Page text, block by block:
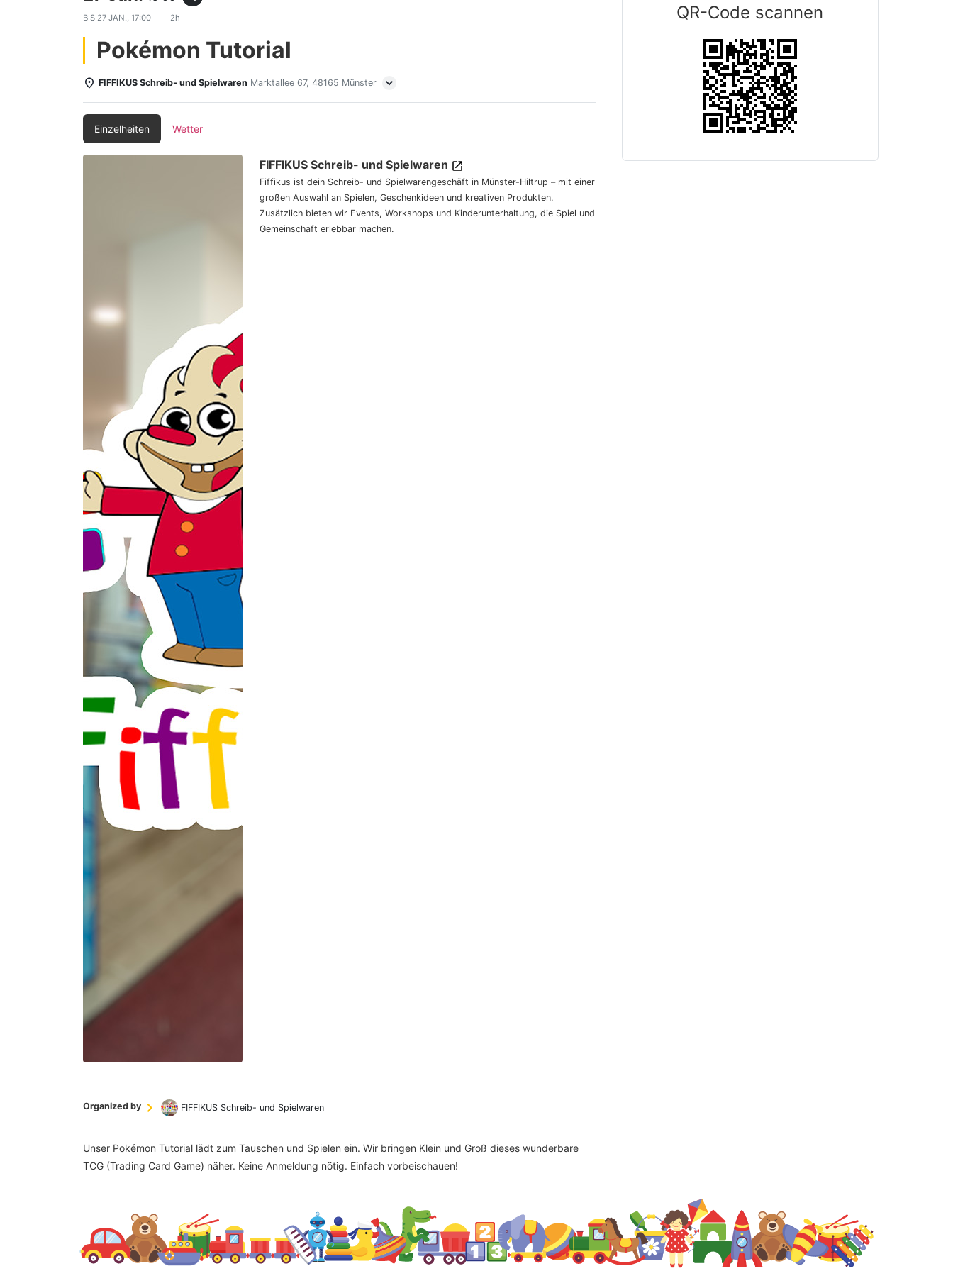
BIS 27 JAN., 17:00 2h
Pokémon Tutorial
FIFFIKUS Schreib- und Spielwaren Marktallee 67, 48165 Münster
Einzelheiten Wetter
FIFFIKUS Schreib- und Spielwaren
Fiffikus ist dein Schreib- und Spielwarengeschäft in Münster-Hiltrup – mit einer
großen Auswahl an Spielen, Geschenkideen und kreativen Produkten.
Zusätzlich bieten wir Events, Workshops und Kinderunterhaltung, die Spiel und
Gemeinschaft erlebbar machen.
Organized by FIFFIKUS Schreib- und Spielwaren
Unser Pokémon Tutorial lädt zum Tauschen und Spielen ein. Wir bringen Klein und Groß dieses wunderbare
TCG (Trading Card Game) näher. Keine Anmeldung nötig. Einfach vorbeischauen!
QR-Code scannen